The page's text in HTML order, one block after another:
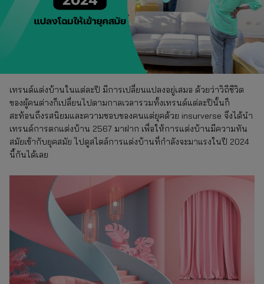
เทรนด์แต่งบ้านในแต่ละปี มีการเปลี่ยนแปลงอยู่เสมอ ด้วยว่าวิถีชีวิต
ของผู้คนต่างก็เปลี่ยนไปตามกาลเวลารวมทั้งเทรนด์แต่ละปีนั้นก็
สะท้อนถึงรสนิยมและความชอบของคนแต่ยุคด้วย insurverse จึงได้นำ
เทรนด์การตกแต่งบ้าน 2567 มาฝาก เพื่อให้การแต่งบ้านมีความทัน
สมัยเข้ากับยุคสมัย ไปดูสไตล์การแต่งบ้านที่กำลังจะมาแรงในปี 2024
นี้กันได้เลย